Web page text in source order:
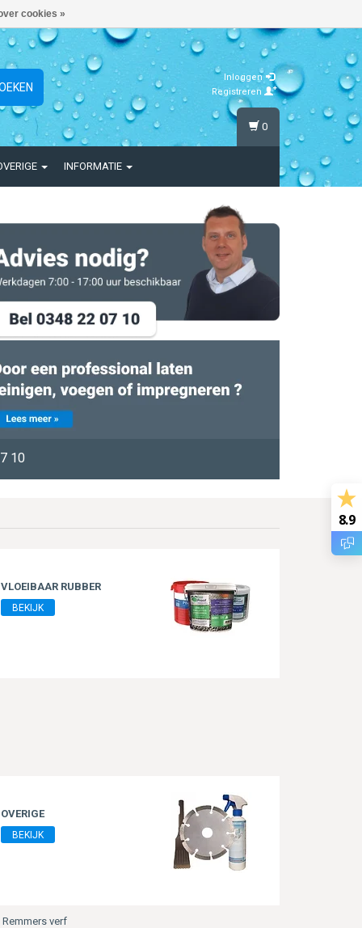
Inloggen
Registreren
INFORMATIE
0
10
VLOEIBAAR RUBBER
BEKIJK
OVERIGE
BEKIJK
Remmers verf
8.9
cookies »